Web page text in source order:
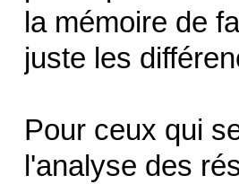
la mémoire de
juste les
Pour ceux qui
l'analyse des